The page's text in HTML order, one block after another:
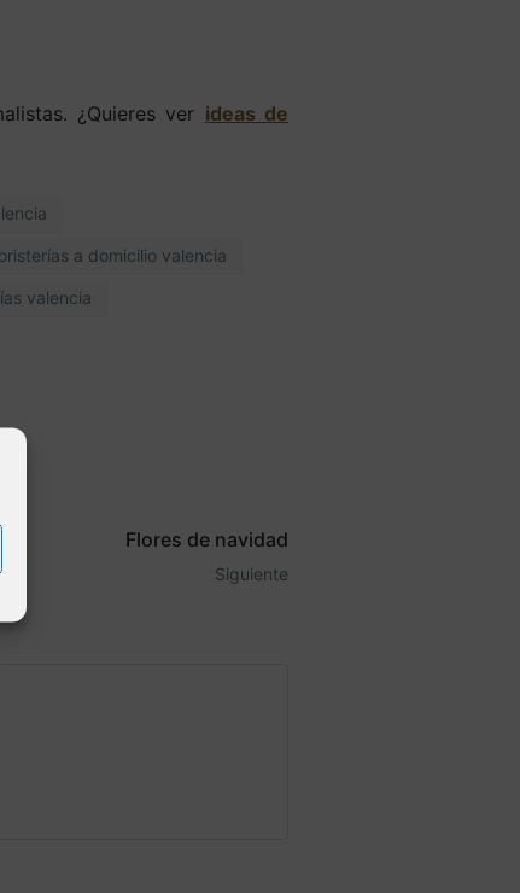
¿Quieres ver ideas de
a domicilio valencia
valencia
Flores de navidad
Siguiente